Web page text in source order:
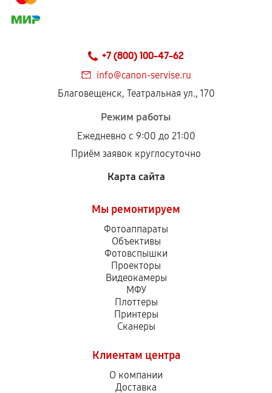
+7 (800) 100-47-62
info@canon-servise.ru
Благовещенск, Театральная ул., 170
Режим работы
Ежедневно с 9:00 до 21:00
Приём заявок круглосуточно
Карта сайта
Мы ремонтируем
Фотоаппараты
Объективы
Фотовспышки
Проекторы
Видеокамеры
МФУ
Плоттеры
Принтеры
Сканеры
Клиентам центра
О компании
Доставка